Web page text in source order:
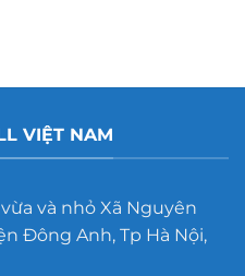
VIỆT NAM
và nhỏ Xã Nguyên
Đông Anh, Tp Hà Nội,